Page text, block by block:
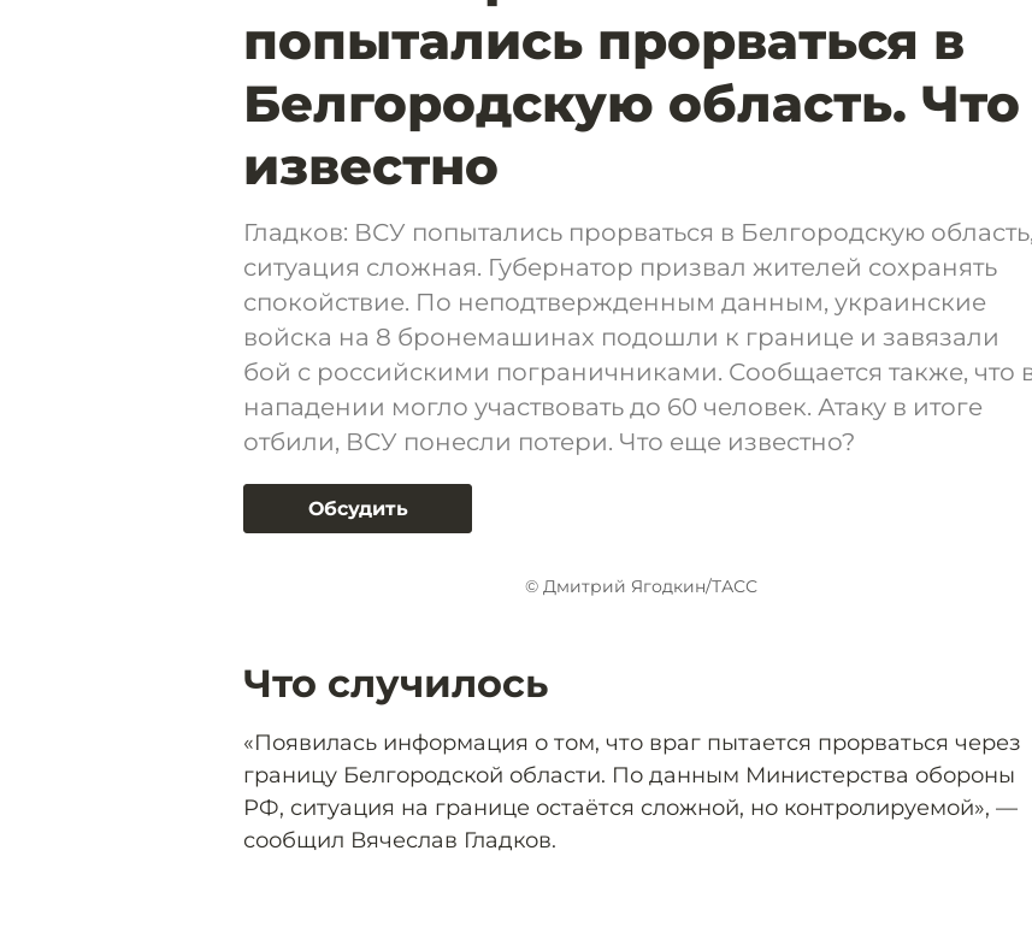
попытались прорваться в
Белгородскую область. Что
известно
Гладков: ВСУ попытались прорваться в Белгородскую область,
ситуация сложная. Губернатор призвал жителей сохранять
спокойствие. По неподтвержденным данным, украинские
войска на 8 бронемашинах подошли к границе и завязали
бой с российскими пограничниками. Сообщается также, что
нападении могло участвовать до 60 человек. Атаку в итоге
отбили, ВСУ понесли потери. Что еще известно?
Обсудить
© Дмитрий Ягодкин/ТАСС
Что случилось
«Появилась информация о том, что враг пытается прорваться через
границу Белгородской области. По данным Министерства обороны
РФ, ситуация на границе остаётся сложной, но контролируемой», —
сообщил Вячеслав Гладков.